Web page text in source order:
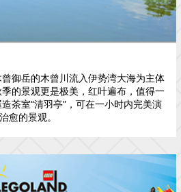
御岳的木曾川流入伊势湾大海为主体
的景观更是极美，红叶遍布，值得一
茶室“清羽亭”，可在一小时内完美演
愈的景观。